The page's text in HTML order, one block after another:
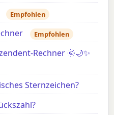
Empfohlen
Empfohlen
Rechner 🌞🌙✨
Sternzeichen?